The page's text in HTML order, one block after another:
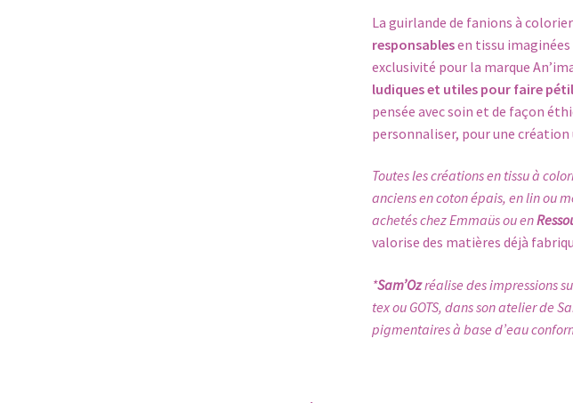
La guirlande de fanions à
responsablesen tissu imaginées
exclusivité pour la marque
ludiques et utiles pour faire
pensée avec soin et de façon
personnaliser, pour une création
Toutes les créations en tissu à
anciens en coton épais, en lin ou
achetés chez Emmaüs ou en
valorise des matières déjà
*Sam’Ozréalise des impressions
tex ou GOTS, dans son atelier de
pigmentaires à base d’eau